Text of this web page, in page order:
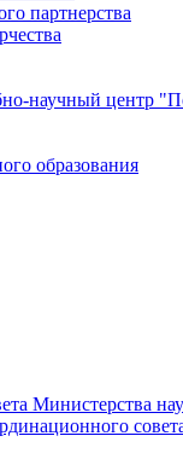
партнерства
научный центр
образования
Министерства